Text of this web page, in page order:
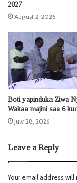
2027
August 2, 2026
Boti yapinduka Ziwa
Wakaa majini saa 6
July 28, 2026
Leave a Reply
Your email address